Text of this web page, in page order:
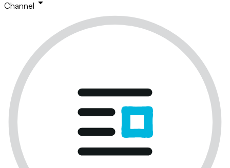
Channel